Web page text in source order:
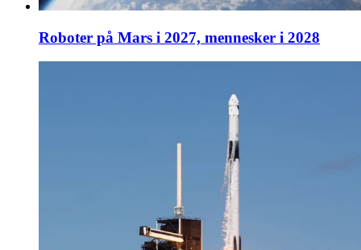
Roboter på Mars i 2027, mennesker i 2028